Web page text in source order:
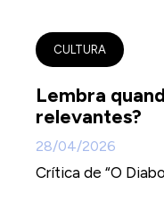
CULTURA
Lembra
relevantes?
28/04/2026
Crítica de “O